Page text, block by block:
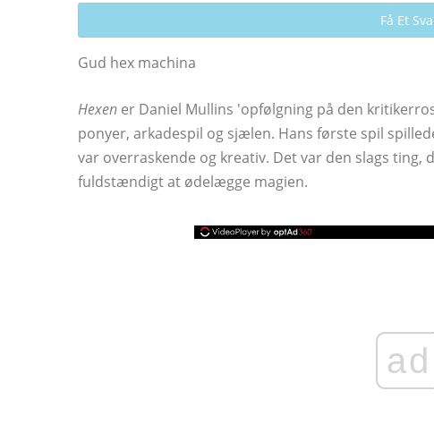
Få Et
Gud hex machina
Hexen er Daniel Mullins 'opfølgning på den
ponyer, arkadespil og sjælen. Hans første spil
var overraskende og kreativ. Det var den slags
fuldstændigt at ødelægge magien.
ad